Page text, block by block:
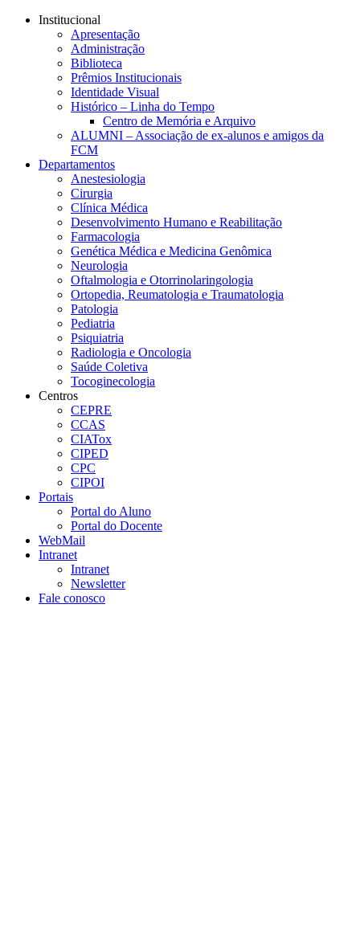
Conteúdo principal
Institucional
Apresentação
Administração
Biblioteca
Prêmios Institucionais
Identidade Visual
Histórico – Linha do Tempo
Centro de Memória e Arquivo
ALUMNI – Associação de ex-alunos e amigos da
FCM
Departamentos
Anestesiologia
Cirurgia
Clínica Médica
Desenvolvimento Humano e Reabilitação
Farmacologia
Genética Médica e Medicina Genômica
Neurologia
Oftalmologia e Otorrinolaringologia
Ortopedia, Reumatologia e Traumatologia
Patologia
Pediatria
Psiquiatria
Radiologia e Oncologia
Saúde Coletiva
Tocoginecologia
Centros
CEPRE
CCAS
CIATox
CIPED
CPC
CIPOI
Portais
Portal do Aluno
Portal do Docente
WebMail
Intranet
Intranet
Newsletter
Fale conosco